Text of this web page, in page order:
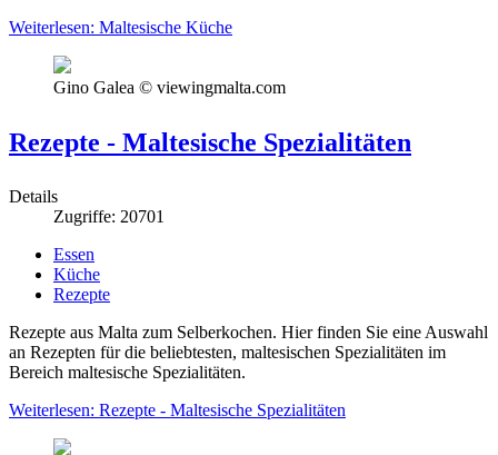
Weiterlesen: Maltesische Küche
Gino Galea © viewingmalta.com
Rezepte - Maltesische Spezialitäten
Details
Zugriffe: 20701
Essen
Küche
Rezepte
Rezepte aus Malta zum Selberkochen. Hier finden Sie eine Auswahl
an Rezepten für die beliebtesten, maltesischen Spezialitäten im
Bereich maltesische Spezialitäten.
Weiterlesen: Rezepte - Maltesische Spezialitäten